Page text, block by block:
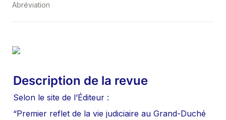
Abréviation
Description de la revue
Selon le site de l’Éditeur :
“Premier reflet de la vie judiciaire au Grand-Duché